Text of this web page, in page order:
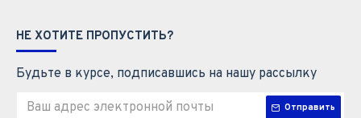
НЕ ХОТИТЕ ПРОПУСТИТЬ?
Будьте в курсе, подписавшись на нашу рассылку
Отправить